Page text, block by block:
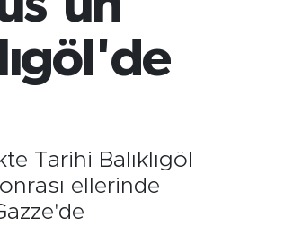
Tarihi Balıklıgöl
ellerinde